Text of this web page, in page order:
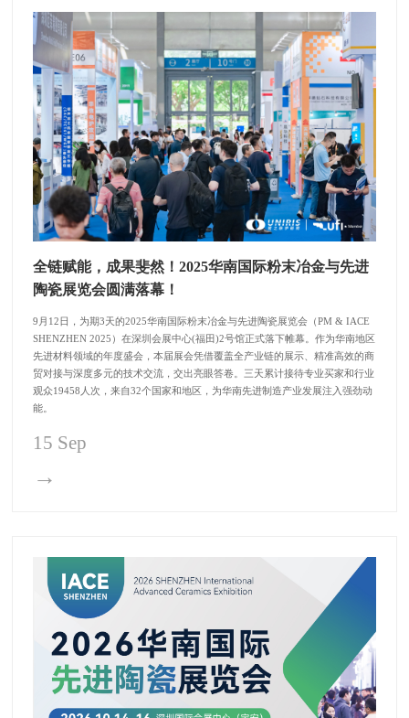
全链赋能，成果斐然！2025华南国际粉末冶金与先进
陶瓷展览会圆满落幕！
9月12日，为期3天的2025华南国际粉末冶金与先进陶瓷展览会（PM & IACE
SHENZHEN 2025）在深圳会展中心(福田)2号馆正式落下帷幕。作为华南地区
先进材料领域的年度盛会，本届展会凭借覆盖全产业链的展示、精准高效的商
贸对接与深度多元的技术交流，交出亮眼答卷。三天累计接待专业买家和行业
观众19458人次，来自32个国家和地区，为华南先进制造产业发展注入强劲动
能。
15 Sep
→